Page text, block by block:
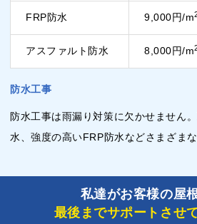
FRP防水 9,000円/m
アスファルト防水 8,000円/m
防水工事
防水工事は雨漏り対策に欠かせません
水、強度の高いFRP防水などさまざまな
私達がお客様の屋
最後までサポートさせ